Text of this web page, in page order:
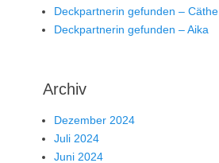
Deckpartnerin gefunden – Cäthe
Deckpartnerin gefunden – Aika
Archiv
Dezember 2024
Juli 2024
Juni 2024